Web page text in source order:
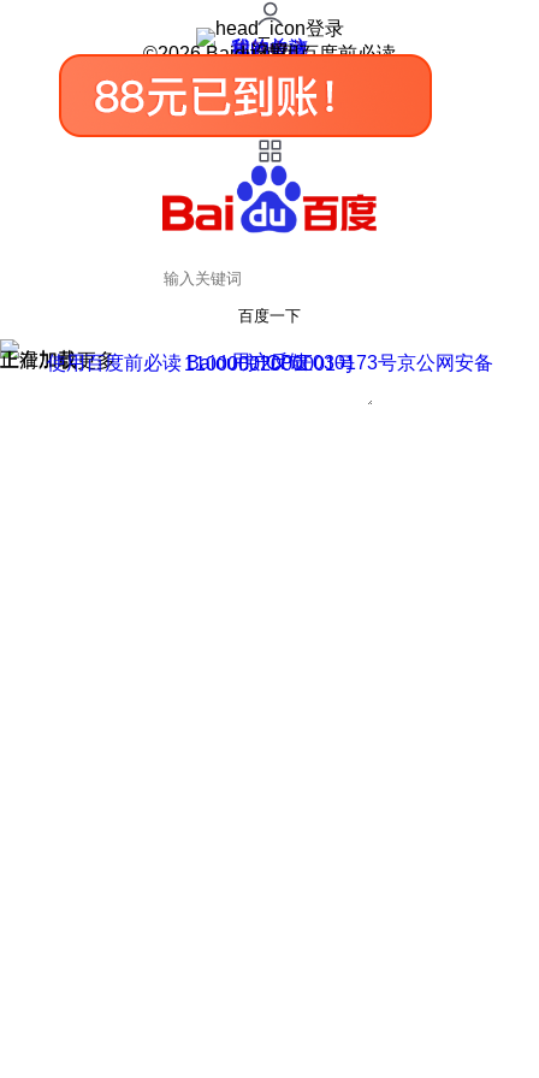
登录
我的关注
我的收藏
皮肤中心
用户反馈
设置
©2026 Baidu 使用百度前必读
百度一下
正在加载
上滑加载更多 用户反馈
使用百度前必读 Baidu 京ICP证030173号
京公网安备11000002000001号